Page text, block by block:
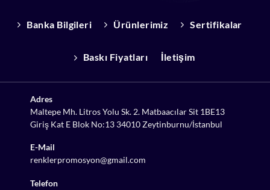
Banka Bilgileri Ürünlerimiz Sertifikalar
Baskı Fiyatları İletişim
Adres
Maltepe Mh. Litros Yolu Sk. 2. Matbaacılar Sit 1BE13
Giriş Kat E Blok No:13 34010 Zeytinburnu/İstanbul
E-Mail
renklerpromosyon@gmail.com
Telefon